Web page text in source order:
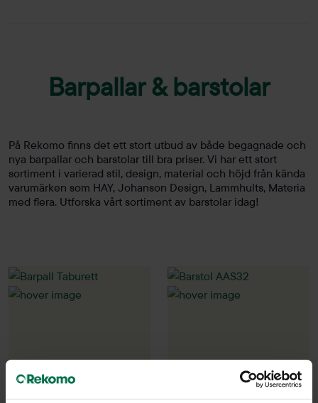
Barpallar & barstolar
På Rekomo finns det ett stort utbud av både begagnade och
nya barpallar och barstolar till bra priser. Vi har ett stort
sortiment i varierad stil, design, material och höjd från kända
varumärken som HAY, Johanson Design, Lammhults, Materia
med flera. Utforska vårt sortiment av barstolar idag!